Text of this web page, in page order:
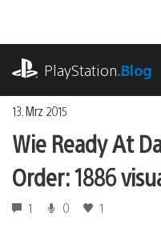
springen
PlayStation.Blog
13. Mrz 2015
Wie Ready At
Order: 1886
1 0 1